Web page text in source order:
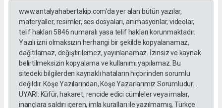
www.antalyahabertakip.com'da yer alan bütün yazılar,
materyaller, resimler, ses dosyaları, animasyonlar, videolar,
telif hakları 5846 numaralı yasa telif hakları korunmaktadır.
Yazılı izni olmaksızın herhangi bir şekilde kopyalanamaz,
dağıtılamaz, değiştirilemez, yayınlanamaz. İzinsiz ve kaynak
belirtilmeksizin kopyalama ve kullanımı yapılamaz. Bu
sitedeki bilgilerden kaynaklı hataların hiçbirinden sorumlu
değildir. Köşe Yazılarından, Köşe Yazarlarımız Sorumludur...
UYARI: Küfür, hakaret, rencide edici cümleler veya imalar,
inançlara saldırı içeren, imla kuralları ile yazılmamış, Türkçe